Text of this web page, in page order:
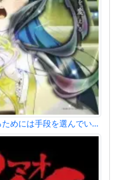
本好きの下剋上 司書になるためには手段を選んでいられません 領主の養女